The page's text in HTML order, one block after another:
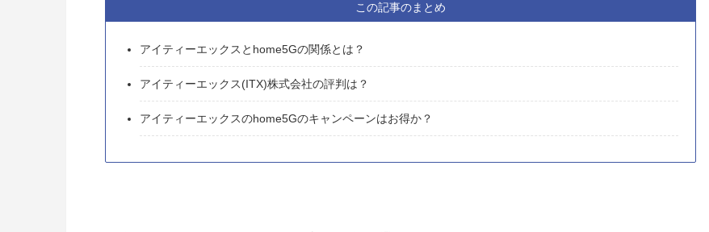
この記事のまとめ
アイティーエックスとhome5Gの関係とは？
アイティーエックス(ITX)株式会社の評判は？
アイティーエックスのhome5Gのキャンペーンはお得か？